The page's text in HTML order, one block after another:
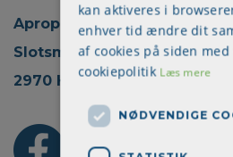
Apropos Kommunikation
Slotsmarken 18, 2.
2970 Hørsholm
kan aktiveres i
enhver tid ændre dit
af cookies på siden med
cookiepolitik Læs mere
NØDVENDIGE